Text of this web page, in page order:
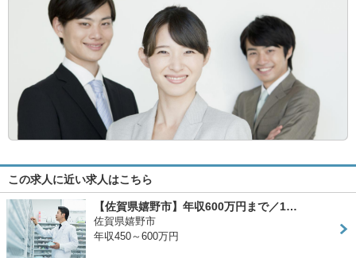
この求人に近い求人はこちら
【佐賀県嬉野市】年収600万円まで／1…
佐賀県嬉野市
年収450～600万円